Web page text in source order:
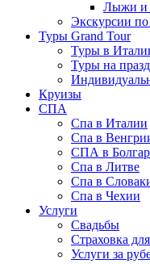
Лыжи и
Экскурсии
Туры Grand Tour
Туры в
Туры на
Круизы
СПА
Спа в Италии
Спа в
СПА в
Спа в Литве
Спа в
Спа в Чехии
Услуги
Свадьбы
Страховка
Услуги за